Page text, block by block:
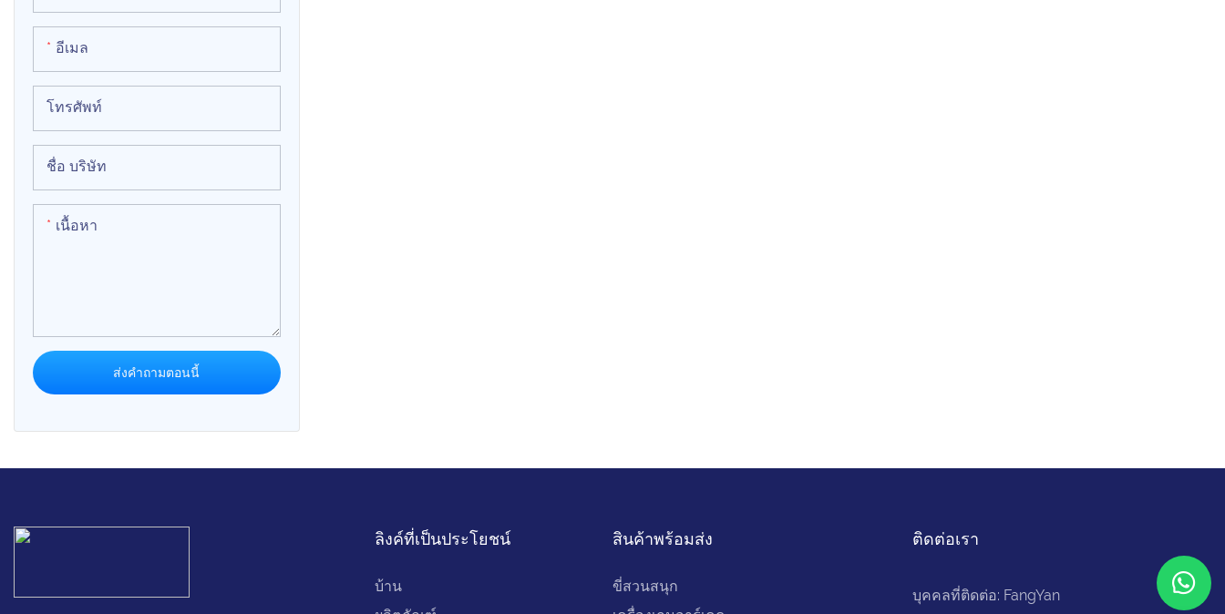
อีเมล
โทรศัพท์
ชื่อ บริษัท
เนื้อหา
ส่งคำถามตอนนี้
ลิงค์ที่เป็นประโยชน์
บ้าน
สินค้าพร้อมส่ง
ขี่สวนสนุก
ติดต่อเรา
บุคคลที่ติดต่อ: FangYan